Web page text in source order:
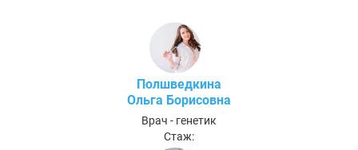
Полшведкина
Ольга Борисовна
Врач - генетик
Стаж: